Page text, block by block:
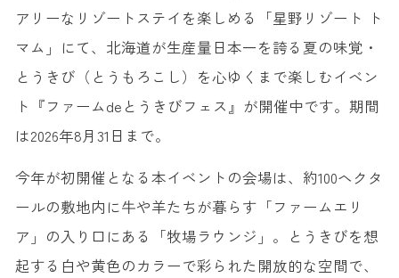
アリーなリゾートステイを楽しめる「星野リゾート ト
マム」にて、北海道が生産量日本一を誇る夏の味覚・
とうきび（とうもろこし）を心ゆくまで楽しむイベン
ト『ファームdeとうきびフェス』が開催中です。期間
は2026年8月31日まで。
今年が初開催となる本イベントの会場は、約100ヘクタ
ールの敷地内に牛や羊たちが暮らす「ファームエリ
ア」の入り口にある「牧場ラウンジ」。とうきびを想
起する白や黄色のカラーで彩られた開放的な空間で、